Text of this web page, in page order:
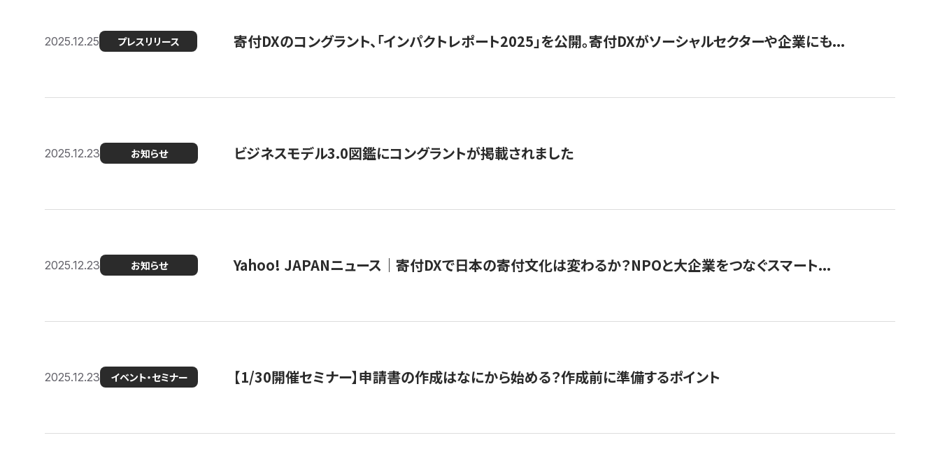
2025.12.25 プレスリリース 寄付DXのコングラント、「インパクトレポート2025」を公開。寄付DXがソーシャルセクターや企業にも...
2025.12.23 お知らせ ビジネスモデル3.0図鑑にコングラントが掲載されました
2025.12.23 お知らせ Yahoo! JAPANニュース｜寄付DXで日本の寄付文化は変わるか？NPOと大企業をつなぐスマート...
2025.12.23 イベント・セミナー 【1/30開催セミナー】申請書の作成はなにから始める？作成前に準備するポイント